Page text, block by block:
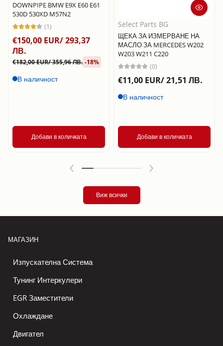
DOWNPIPE BMW E9X E60 E61
530D 530XD M57N2
(1)
€150,00 EUR/ 293,37
ЛВ.
€182,00 EUR/ 355,96 ЛВ. -18%
В наличност
Добави в количката
Select Parts BG
ЩЕКА ЗА ИЗМЕРВАНЕ НА
МАСЛО ЗА MERCEDES W202
W203 W211 C220
(0)
€11,00 EUR/ 21,51 ЛВ.
В наличност
Добави в количката
Виж всички
МАГАЗИН
Изпускателна Система
Тунинг Интеркулери
EGR Заместители
Охлаждане
Двигател